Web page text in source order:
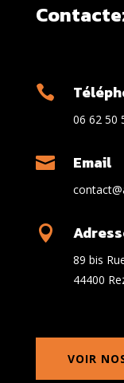

06 62 50
 Email

89 bis
44400
VOIR